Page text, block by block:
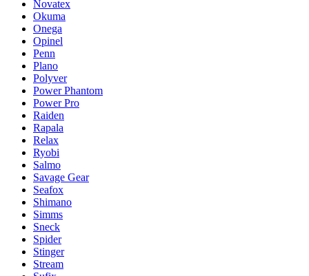
Novatex
Okuma
Onega
Opinel
Penn
Plano
Polyver
Power Phantom
Power Pro
Raiden
Rapala
Relax
Ryobi
Salmo
Savage Gear
Seafox
Shimano
Simms
Sneck
Spider
Stinger
Stream